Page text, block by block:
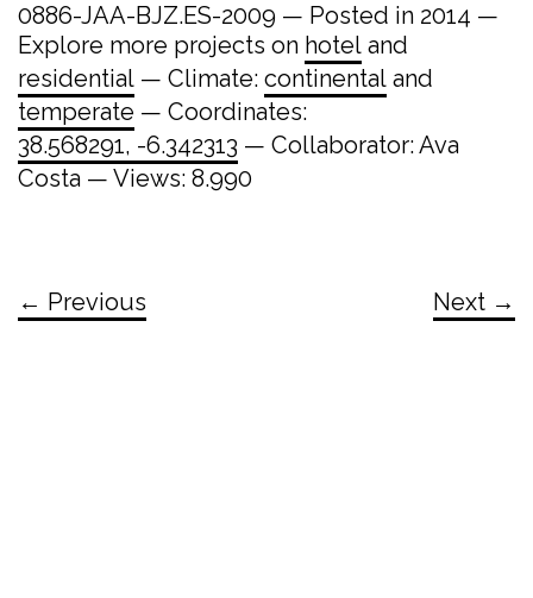
0886-JAA-BJZ.ES-2009 — Posted in 2014 —
Explore more projects on hotel and
residential — Climate: continental and
temperate — Coordinates:
38.568291, -6.342313 — Collaborator: Ava
Costa — Views: 8.990
← Previous Next →